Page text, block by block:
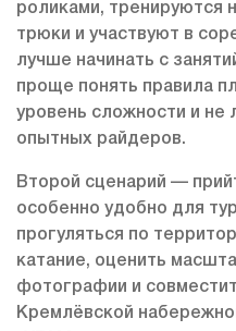
роликами, тренируются
трюки и участвуют в
лучше начинать с
проще понять правила
уровень сложности и не
опытных райдеров.
Второй сценарий —
особенно удобно для
прогуляться по
катание, оценить
фотографии и
Кремлёвской